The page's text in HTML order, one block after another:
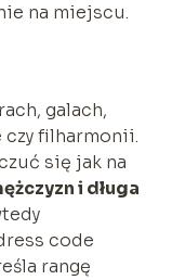
na miejscu.
galach,
filharmonii.
się jak na
i długa
code
rangę